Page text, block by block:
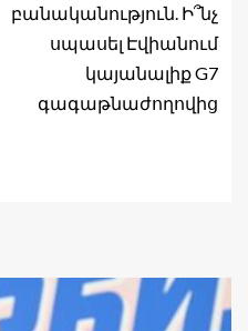
բանականություն. Ի՞նչ
սպասել Էվիանում
կայանալիք G7
գագաթնաժողովից